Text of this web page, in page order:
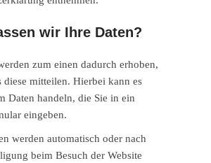
wir Ihre Daten?
zum einen dadurch erhoben,
diese mitteilen. Hierbei kann es
Daten handeln, die Sie in ein
eingeben.
werden automatisch oder nach
beim Besuch der Website